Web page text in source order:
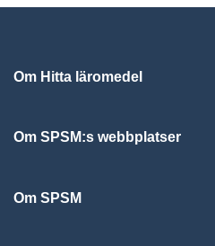
Om Hitta läromedel
Om SPSM:s webbplatser
Om SPSM